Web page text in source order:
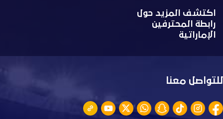
اكتشف المزيد حول
رابطة المحترفين
الإماراتية
للتواصل معنا